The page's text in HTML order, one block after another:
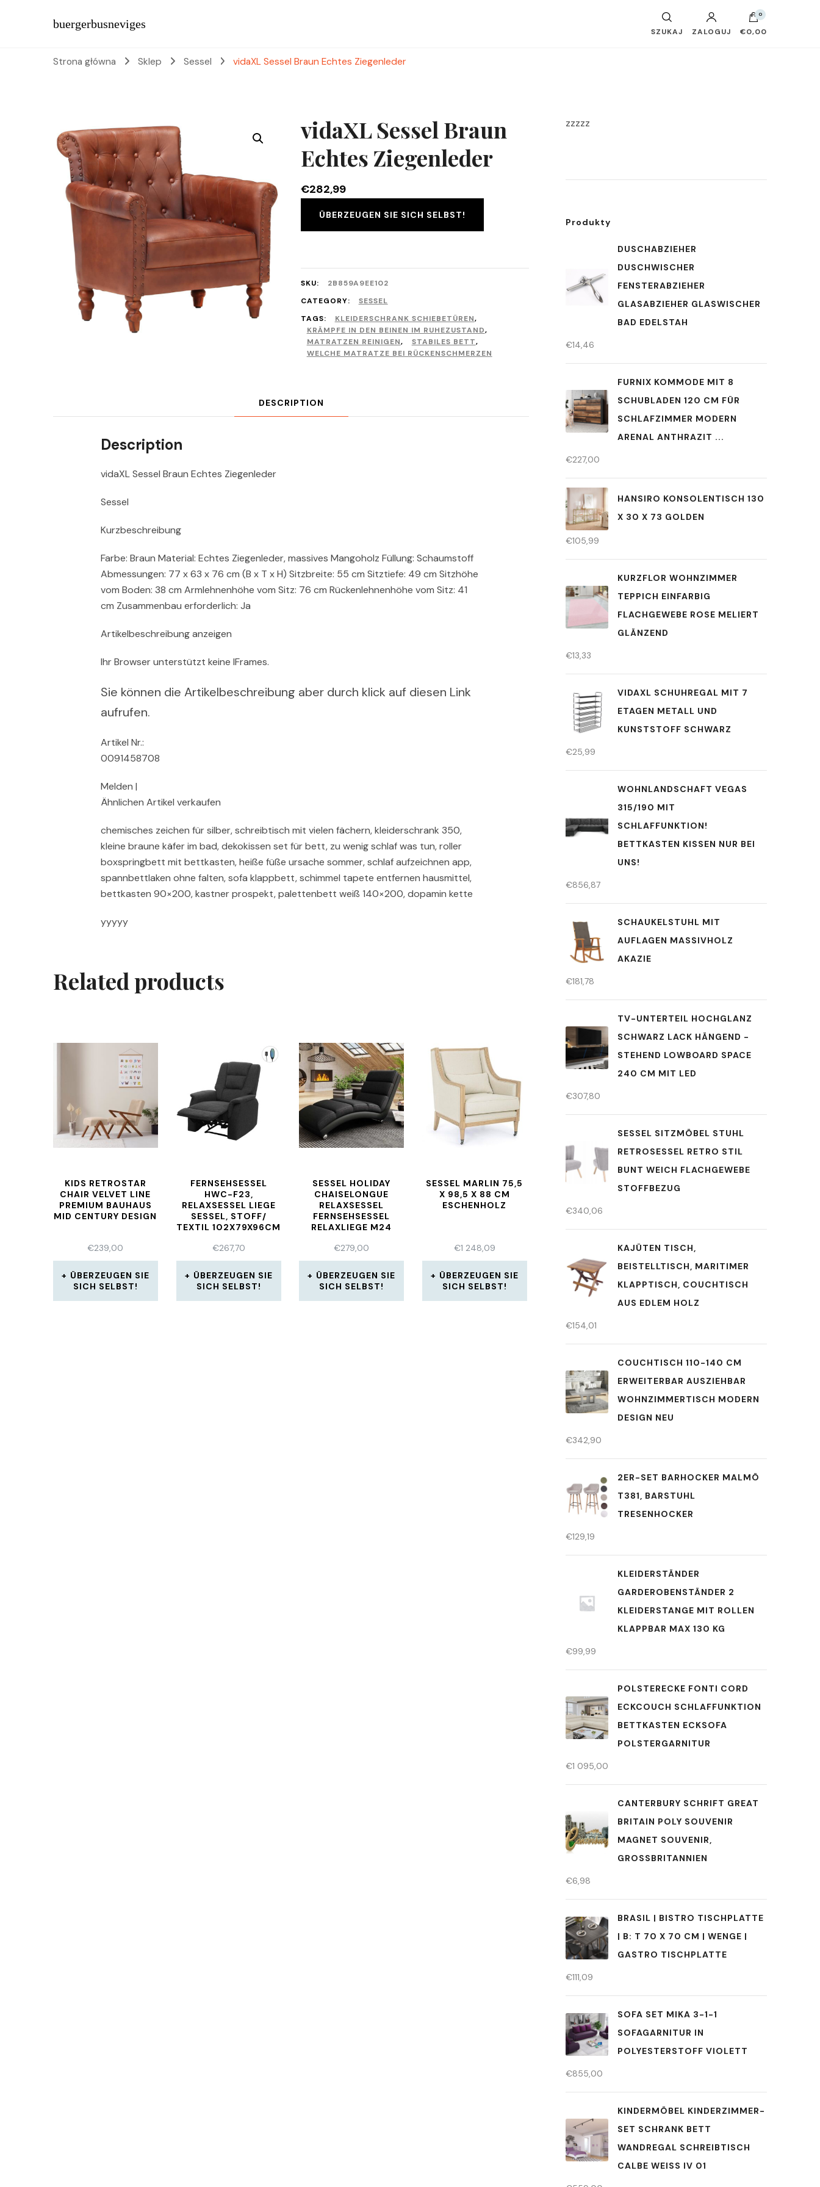
buergerbusneviges
SZUKAJ ZALOGUJ
0
€0,00
Strona główna Sklep Sessel vidaXL Sessel Braun Echtes Ziegenleder
vidaXL Sessel Braun
Echtes Ziegenleder
€282,99
ÜBERZEUGEN SIE SICH SELBST!
SKU:
2B859A9EE102
CATEGORY:
SESSEL
TAGS:
KLEIDERSCHRANK SCHIEBETÜREN,
KRÄMPFE IN DEN BEINEN IM RUHEZUSTAND,
MATRATZEN REINIGEN, STABILES BETT,
WELCHE MATRATZE BEI RÜCKENSCHMERZEN
DESCRIPTION
Description
vidaXL Sessel Braun Echtes Ziegenleder
Sessel
Kurzbeschreibung
Farbe: Braun Material: Echtes Ziegenleder, massives Mangoholz Füllung: Schaumstoff
Abmessungen: 77 x 63 x 76 cm (B x T x H) Sitzbreite: 55 cm Sitztiefe: 49 cm Sitzhöhe
vom Boden: 38 cm Armlehnenhöhe vom Sitz: 76 cm Rückenlehnenhöhe vom Sitz: 41
cm Zusammenbau erforderlich: Ja
Artikelbeschreibung anzeigen
Ihr Browser unterstützt keine IFrames.
Sie können die Artikelbeschreibung aber durch klick auf diesen Link
aufrufen.
Artikel Nr.:
0091458708
Melden |
Ähnlichen Artikel verkaufen
chemisches zeichen für silber, schreibtisch mit vielen fächern, kleiderschrank 350,
kleine braune käfer im bad, dekokissen set für bett, zu wenig schlaf was tun, roller
boxspringbett mit bettkasten, heiße füße ursache sommer, schlaf aufzeichnen app,
spannbettlaken ohne falten, sofa klappbett, schimmel tapete entfernen hausmittel,
bettkasten 90×200, kastner prospekt, palettenbett weiß 140×200, dopamin kette
yyyyy
Related products
KIDS RETROSTAR
CHAIR VELVET LINE
PREMIUM BAUHAUS
MID CENTURY DESIGN
€239,00
ÜBERZEUGEN SIE
SICH SELBST!
FERNSEHSESSEL
HWC-F23,
RELAXSESSEL LIEGE
SESSEL, STOFF/
TEXTIL 102X79X96CM
€267,70
ÜBERZEUGEN SIE
SICH SELBST!
SESSEL HOLIDAY
CHAISELONGUE
RELAXSESSEL
FERNSEHSESSEL
RELAXLIEGE M24
€279,00
ÜBERZEUGEN SIE
SICH SELBST!
SESSEL MARLIN 75,5
X 98,5 X 88 CM
ESCHENHOLZ
€1 248,09
ÜBERZEUGEN SIE
SICH SELBST!
zzzzz
Produkty
DUSCHABZIEHER
DUSCHWISCHER
FENSTERABZIEHER
GLASABZIEHER GLASWISCHER
BAD EDELSTAH
€14,46
FURNIX KOMMODE MIT 8
SCHUBLADEN 120 CM FÜR
SCHLAFZIMMER MODERN
ARENAL ANTHRAZIT ...
€227,00
HANSIRO KONSOLENTISCH 130
X 30 X 73 GOLDEN
€105,99
KURZFLOR WOHNZIMMER
TEPPICH EINFARBIG
FLACHGEWEBE ROSE MELIERT
GLÄNZEND
€13,33
VIDAXL SCHUHREGAL MIT 7
ETAGEN METALL UND
KUNSTSTOFF SCHWARZ
€25,99
WOHNLANDSCHAFT VEGAS
315/190 MIT
SCHLAFFUNKTION!
BETTKASTEN KISSEN NUR BEI
UNS!
€856,87
SCHAUKELSTUHL MIT
AUFLAGEN MASSIVHOLZ
AKAZIE
€181,78
TV-UNTERTEIL HOCHGLANZ
SCHWARZ LACK HÄNGEND -
STEHEND LOWBOARD SPACE
240 CM MIT LED
€307,80
SESSEL SITZMÖBEL STUHL
RETROSESSEL RETRO STIL
BUNT WEICH FLACHGEWEBE
STOFFBEZUG
€340,06
KAJÜTEN TISCH,
BEISTELLTISCH, MARITIMER
KLAPPTISCH, COUCHTISCH
AUS EDLEM HOLZ
€154,01
COUCHTISCH 110-140 CM
ERWEITERBAR AUSZIEHBAR
WOHNZIMMERTISCH MODERN
DESIGN NEU
€342,90
2ER-SET BARHOCKER MALMÖ
T381, BARSTUHL
TRESENHOCKER
€129,19
KLEIDERSTÄNDER
GARDEROBENSTÄNDER 2
KLEIDERSTANGE MIT ROLLEN
KLAPPBAR MAX 130 KG
€99,99
POLSTERECKE FONTI CORD
ECKCOUCH SCHLAFFUNKTION
BETTKASTEN ECKSOFA
POLSTERGARNITUR
€1 095,00
CANTERBURY SCHRIFT GREAT
BRITAIN POLY SOUVENIR
MAGNET SOUVENIR,
GROSSBRITANNIEN
€6,98
BRASIL | BISTRO TISCHPLATTE
| B: T 70 X 70 CM | WENGE |
GASTRO TISCHPLATTE
€111,09
SOFA SET MIKA 3-1-1
SOFAGARNITUR IN
POLYESTERSTOFF VIOLETT
€855,00
KINDERMÖBEL KINDERZIMMER-
SET SCHRANK BETT
WANDREGAL SCHREIBTISCH
CALBE WEISS IV 01